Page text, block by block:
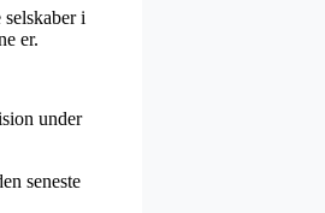
i
er.
under
seneste